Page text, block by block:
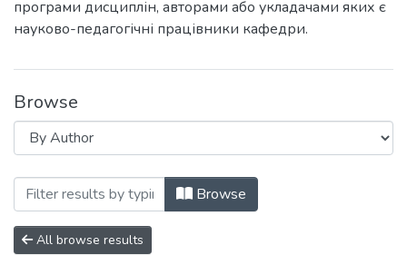
програми дисциплін, авторами або укладачами яких є
науково-педагогічні працівники кафедри.
Browse
Browsing Навчально-методичні
Browse
All browse results